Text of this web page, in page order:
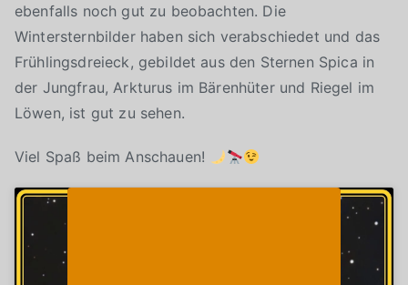
ebenfalls noch gut zu beobachten. Die
Wintersternbilder haben sich verabschiedet und das
Frühlingsdreieck, gebildet aus den Sternen Spica in
der Jungfrau, Arkturus im Bärenhüter und Riegel im
Löwen, ist gut zu sehen.
Viel Spaß beim Anschauen!